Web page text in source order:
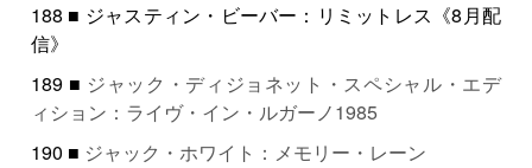
188 ■ ジャスティン・ビーバー：リミットレス《8月配
信》
189 ■ ジャック・ディジョネット・スペシャル・エデ
ィション：ライヴ・イン・ルガーノ1985
190 ■ ジャック・ホワイト：メモリー・レーン